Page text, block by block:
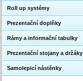
Roll up systémy
Prezentační doplňky
Rámy a informační tabulky
Prezentační stojany a držáky
Samolepicí nástěnky